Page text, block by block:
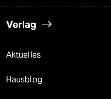
Verlag
Aktuelles
Hausblog